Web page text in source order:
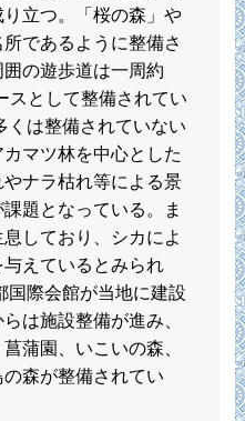
立つ。「桜の森」や
所であるように整備さ
の遊歩道は一周約
スとして整備されてい
くは整備されていない
マツ林を中心とした
ナラ枯れ等による景
題となっている。ま
しており、シカによ
えているとみられ
国際会館が当地に建設
は施設整備が進み、
蒲園、いこいの森、
森が整備されてい